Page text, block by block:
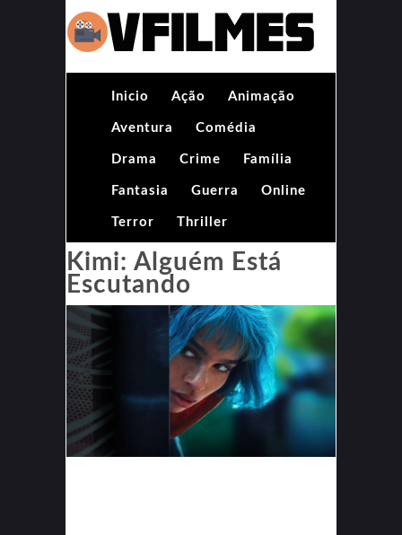
Inicio Ação Animação
Aventura Comédia
Drama Crime Família
Fantasia Guerra Online
Terror Thriller
Kimi: Alguém Está
Escutando